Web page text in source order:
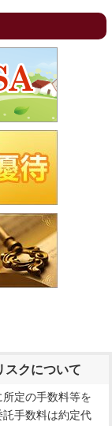
スクについて
定の手数料等を
手数料は約定代